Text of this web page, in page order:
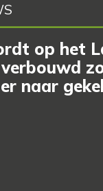
op het
naar